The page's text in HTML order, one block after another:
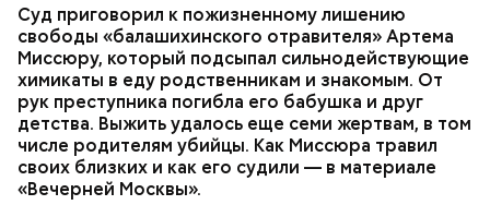
Суд приговорил к пожизненному лишению
свободы «балашихинского отравителя» Артема
Миссюру, который подсыпал сильнодействующие
химикаты в еду родственникам и знакомым. От
рук преступника погибла его бабушка и друг
детства. Выжить удалось еще семи жертвам, в том
числе родителям убийцы. Как Миссюра травил
своих близких и как его судили — в материале
«Вечерней Москвы».